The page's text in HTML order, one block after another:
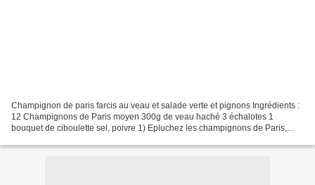
Champignon de paris farcis au veau et salade verte et pignons Ingrédients :
12 Champignons de Paris moyen 300g de veau haché 3 échalotes 1
bouquet de ciboulette sel, poivre 1) Epluchez les champignons de Paris,